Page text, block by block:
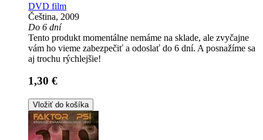
DVD film
Čeština, 2009
Do 6 dní
Tento produkt momentálne nemáme na sklade, ale zvyčajne
vám ho vieme zabezpečiť a odoslať do 6 dní. A posnažíme sa
aj trochu rýchlejšie!
1,30 €
Vložiť do košíka